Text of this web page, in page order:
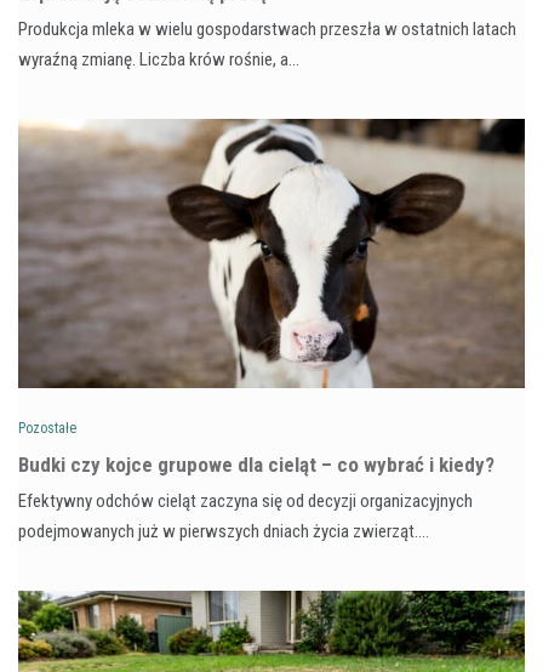
Produkcja mleka w wielu gospodarstwach przeszła w ostatnich latach
wyraźną zmianę. Liczba krów rośnie, a…
Pozostałe
Budki czy kojce grupowe dla cieląt – co wybrać i kiedy?
Efektywny odchów cieląt zaczyna się od decyzji organizacyjnych
podejmowanych już w pierwszych dniach życia zwierząt.…